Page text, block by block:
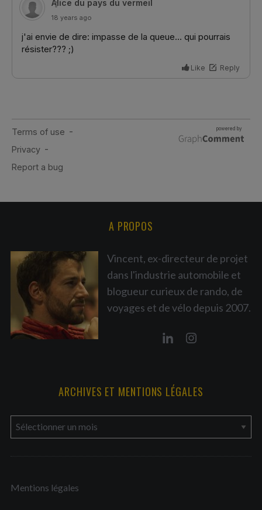
A PROPOS
Vincent, ex-directeur de projet
dans l'industrie automobile et
blogueur curieux de rando, de
voyages et de vélo depuis 2007.
ARCHIVES ET MENTIONS LÉGALES
r
c
iMentions légales